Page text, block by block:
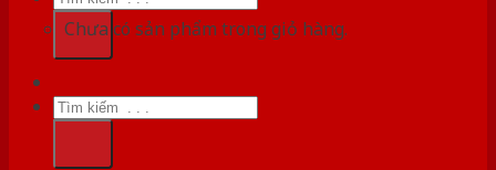
kiếm:
Chưa có sản phẩm trong giỏ hàng.
Tìm
kiếm: